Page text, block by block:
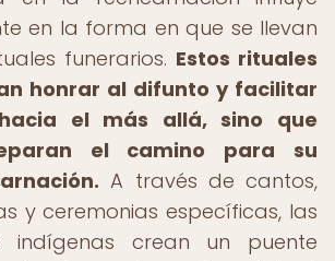
en la forma en que se llevan
funerarios. Estos rituales
honrar al difunto y facilitar
el más allá, sino que
el camino para su
A través de cantos,
y ceremonias específicas, las
indígenas crean un puente